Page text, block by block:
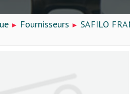
Fournisseurs SAFILO